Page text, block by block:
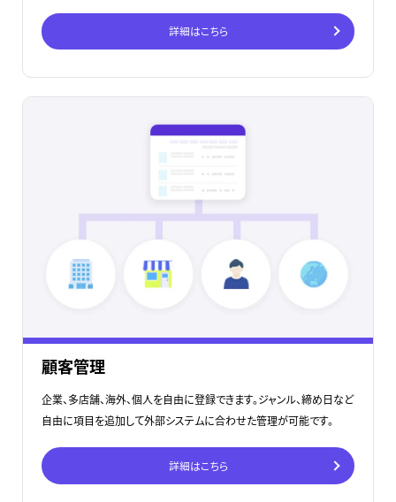
詳細はこちら
顧客管理
企業、多店舗、海外、個人を自由に登録できます。ジャンル、締め日など
自由に項目を追加して外部システムに合わせた管理が可能です。
詳細はこちら